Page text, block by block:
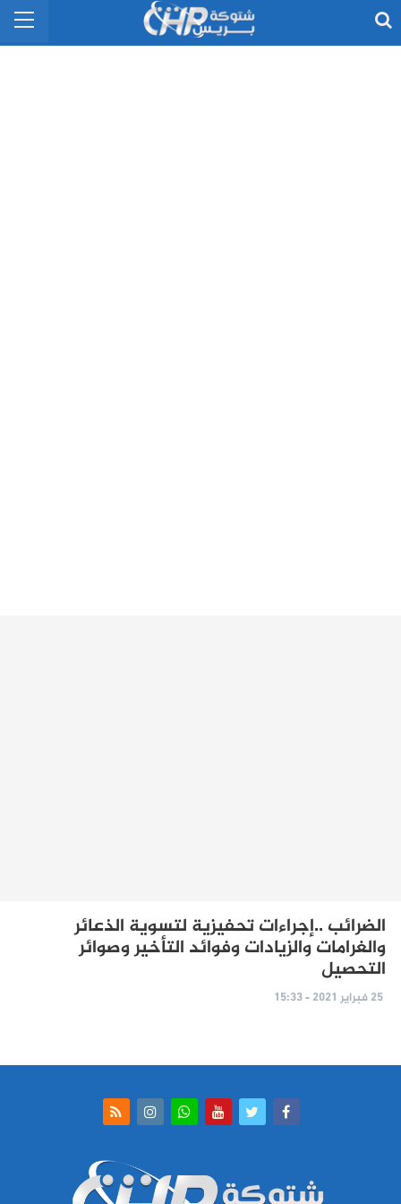
الضرائب ..إجراءات تحفيزية لتسوية الذعائر
والغرامات والزيادات وفوائد التأخير وصوائر
التحصيل
25 فبراير 2021 - 15:33